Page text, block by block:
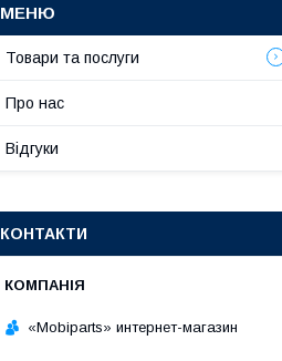
Товари та послуги
Про нас
Відгуки
КОНТАКТИ
«Mobiparts» интернет-магазин